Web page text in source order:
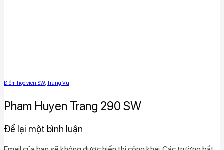
Điểm học viên SW,Trang Vu
Pham Huyen Trang 290 SW
Để lại một bình luận